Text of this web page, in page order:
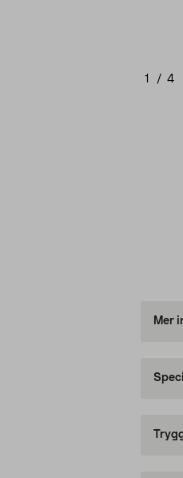
1 / 4
Mer